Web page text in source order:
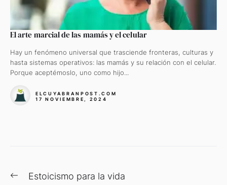
El arte marcial de las mamás y el celular
Hay un fenómeno universal que trasciende fronteras, culturas y
hasta sistemas operativos: las mamás y su relación con el celular.
Porque aceptémoslo, uno como hijo...
ELCUYABRANPOST.COM
17 NOVIEMBRE, 2024
Navegación
PreviousEstoicismo para la vida